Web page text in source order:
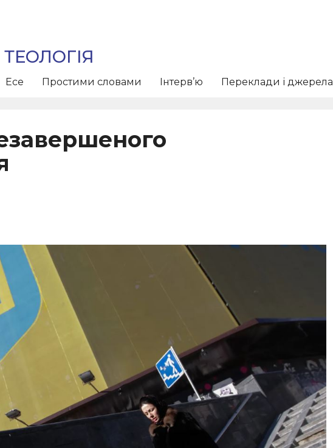
Есе Простими словами Інтерв’ю Переклади і джерела